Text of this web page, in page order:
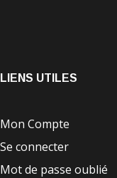
LIENS UTILES
Mon Compte
Se connecter
Mot de passe oublié